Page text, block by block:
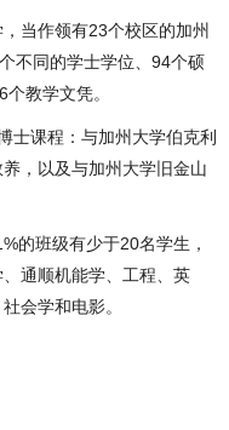
当作领有23个校区的加州
不同的学士学位、94个硕
教学文凭。
士课程：与加州大学伯克利
，以及与加州大学旧金山
的班级有少于20名学生，
通顺机能学、工程、英
会学和电影。